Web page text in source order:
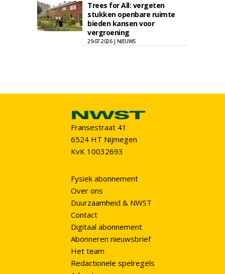
Trees for All: vergeten
stukken openbare ruimte
bieden kansen voor
vergroening
29-07-2026 | NIEUWS
Fransestraat 41
6524 HT Nijmegen
KvK 10032693
Fysiek abonnement
Over ons
Duurzaamheid & NWST
Contact
Digitaal abonnement
Abonneren nieuwsbrief
Het team
Redactionele spelregels